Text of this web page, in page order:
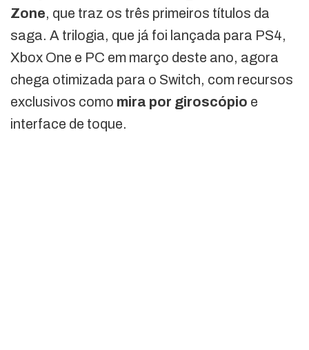
Zone, que traz os três primeiros títulos da
saga. A trilogia, que já foi lançada para PS4,
Xbox One e PC em março deste ano, agora
chega otimizada para o Switch, com recursos
exclusivos como mira por giroscópio e
interface de toque.